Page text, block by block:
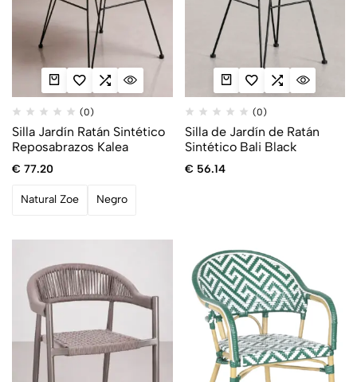
(0)
Silla Jardín Ratán Sintético
Reposabrazos Kalea
€ 77.20
Natural Zoe Negro
(0)
Silla de Jardín de Ratán
Sintético Bali Black
€ 56.14